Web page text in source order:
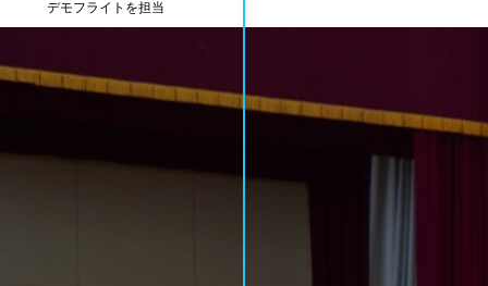
デモフライトを担当